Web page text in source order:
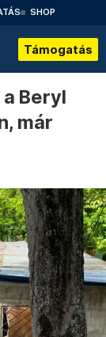
SHOP
Támogatás
Beryl
már